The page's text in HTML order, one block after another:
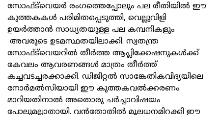
സോഫ്ട്‍വെയർ രംഗത്തെപ്പോലും പല രീതിയിൽ ഈ
കുത്തകകൾ പരിമിതപ്പെടുത്തി, വെല്ലുവിളി
ഉയർത്താൻ സാധ്യതയുള്ള പല കമ്പനികളും
അവരുടെ ഉടമസ്ഥതയിലാക്കി. സ്വതന്ത്ര
സോഫ്ട്‍വെയറിൽ തീർത്ത ആപ്ലിക്കേഷനുകൾക്ക്
കേവലം ആവരണങ്ങൾ മാത്രം തീർത്ത്
കച്ചവടച്ചരക്കാക്കി. ഡിജിറ്റൽ സാങ്കേതികവിദ്യയിലെ
നോർമൽസിയായി ഈ കുത്തകവൽക്കരണം
മാറിയതിനാൽ അതൊരു ചർച്ചാവിഷയം
പോലുമല്ലാതായി. വൻതോതിൽ മൂലധനമിറക്കി ഈ